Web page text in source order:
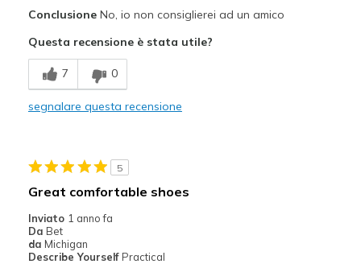
ConclusioneNo, io non consiglierei ad un amico
Questa recensione è stata utile?
7 0
segnalare questa recensione
5
Great comfortable shoes
Inviato 1 anno fa
Da Bet
da Michigan
Describe Yourself Practical